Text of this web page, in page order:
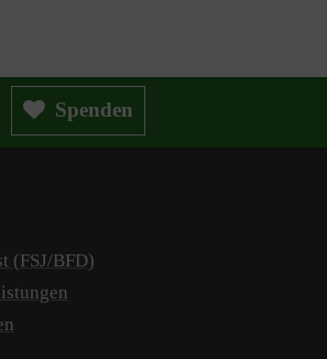
Euro Spenden
(FSJ/BFD)